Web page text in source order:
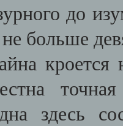
до
больше
здесь